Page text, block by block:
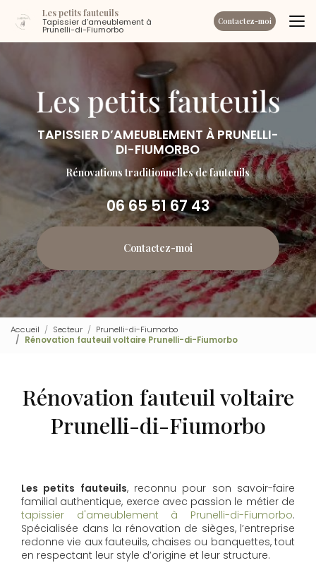
contenu
principal
Les petits fauteuils
Tapissier d’ameublement à
Prunelli-di-Fiumorbo
Contactez-moi
TAPISSIER D’AMEUBLEMENT À PRUNELLI-
DI-FIUMORBO
Rénovations traditionnelles de fauteuils
06 65 51 67 43
Contactez-moi
Accueil Secteur
Prunelli-di-Fiumorbo
Rénovation fauteuil voltaire Prunelli-di-Fiumorbo
Rénovation fauteuil voltaire
Prunelli-di-Fiumorbo
Les petits fauteuils, reconnu pour son savoir-faire
familial authentique, exerce avec passion le métier de
tapissier d'ameublement à Prunelli-di-Fiumorbo.
Spécialisée dans la rénovation de sièges, l’entreprise
redonne vie aux fauteuils, chaises ou banquettes, tout
en respectant leur style d’origine et leur structure.